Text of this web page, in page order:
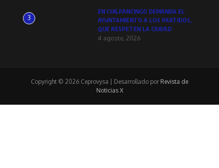
3
EN CHILPANCINGO DEMANDA EL
AYUNTAMIENTO A LOS PARTIDOS,
QUE RESPETEN LA CIUDAD
4 agosto, 2026
Copyright © 2026 Ceprovysa | Desarrollado por Revista de
Noticias X